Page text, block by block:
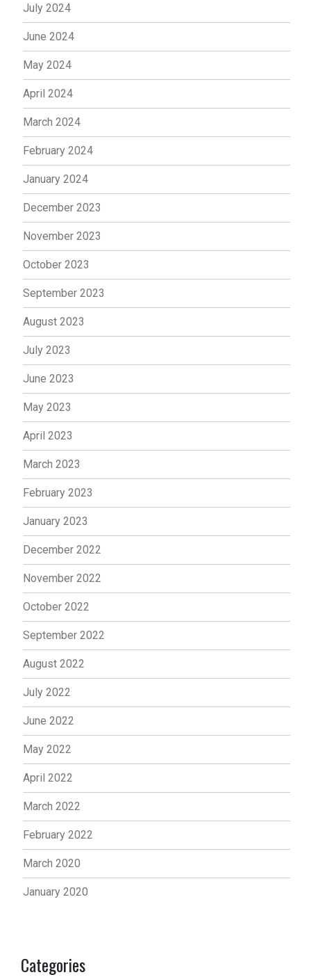
July 2024
June 2024
May 2024
April 2024
March 2024
February 2024
January 2024
December 2023
November 2023
October 2023
September 2023
August 2023
July 2023
June 2023
May 2023
April 2023
March 2023
February 2023
January 2023
December 2022
November 2022
October 2022
September 2022
August 2022
July 2022
June 2022
May 2022
April 2022
March 2022
February 2022
March 2020
January 2020
Categories